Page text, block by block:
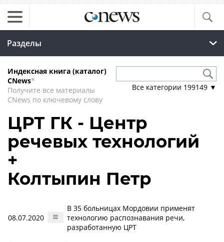
Разделы
Индексная книга (каталог)
CNews*
Получите все материалы
CNews по ключевому слову
Все категории 199149 ▼
ЦРТ ГК - Центр
речевых технологий
+
Колтыпин Петр
08.07.2020
В 35 больницах Мордовии применят
технологию распознавания речи,
разработанную ЦРТ